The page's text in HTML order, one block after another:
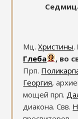
Мц.Христины.
Глеба
, во
Прп.
Георгия,
мощей прп.
диакона. Свв.